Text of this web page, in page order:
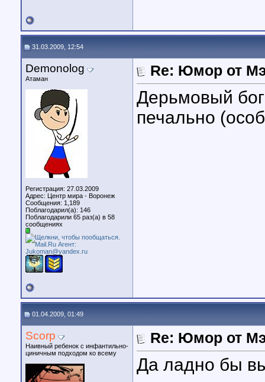
31.03.2009, 12:54
Demonolog
Атаман
Регистрация: 27.03.2009
Адрес: Центр мира - Воронеж
Сообщения: 1,189
Поблагодарил(а): 146
Поблагодарили 65 раз(а) в 58
сообщениях
Re: Юмор от
Дерьмовый
печально
01.04.2009, 01:49
Scorp
Наивный ребенок с инфантильно-
циничным подходом ко всему
Re: Юмор от
Да ладно бы